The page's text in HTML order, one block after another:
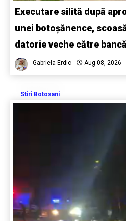
Executare silită după
unei botoșănence,
datorie veche către bancă
Gabriela Erdic Aug 08, 2026
Stiri Botosani